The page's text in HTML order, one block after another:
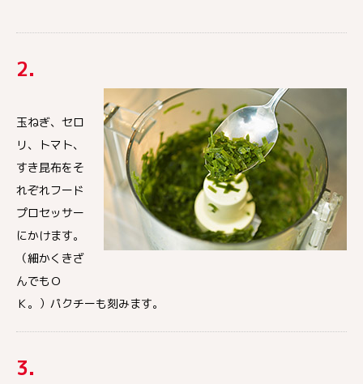
2.
玉ねぎ、セロ
リ、トマト、
すき昆布をそ
れぞれフード
プロセッサー
にかけます。
（細かくきざ
んでもＯ
Ｋ。）パクチーも刻みます。
3.